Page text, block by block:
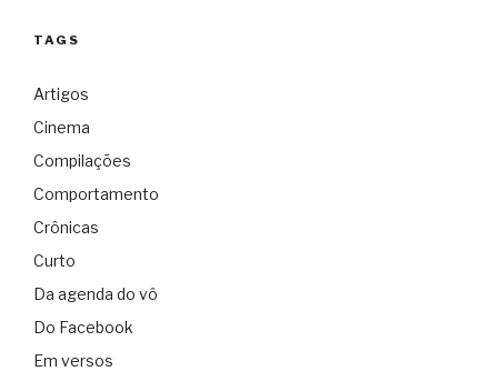
TAGS
Artigos
Cinema
Compilações
Comportamento
Crônicas
Curto
Da agenda do vô
Do Facebook
Em versos